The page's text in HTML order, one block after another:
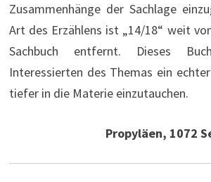
Zusammenhänge der Sachlage
Art des Erzählens ist „14/18“ weit
Sachbuch entfernt. Dieses
Interessierten des Themas ein
tiefer in die Materie einzutauchen.
Propyläen, 1072